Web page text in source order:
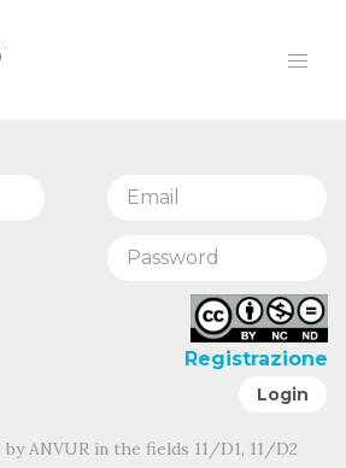
Registrazione
Login
by ANVUR in the fields 11/D1, 11/D2